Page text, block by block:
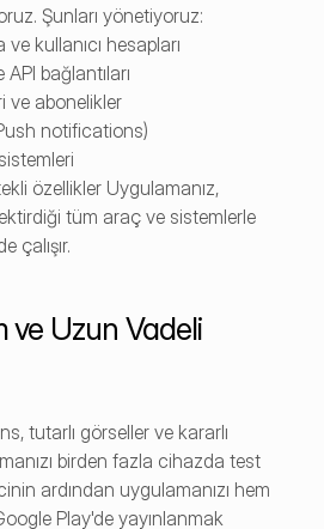
Şunları yönetiyoruz:
kullanıcı hesapları
bağlantıları
ve abonelikler
notifications)
özellikler Uygulamanız,
tüm araç ve sistemlerle
çalışır.
ve Uzun Vadeli
tutarlı görseller ve kararlı
birden fazla cihazda test
ardından uygulamanızı hem
Play'de yayınlanmak